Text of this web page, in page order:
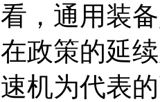
，通用装
政策的延
机为代表